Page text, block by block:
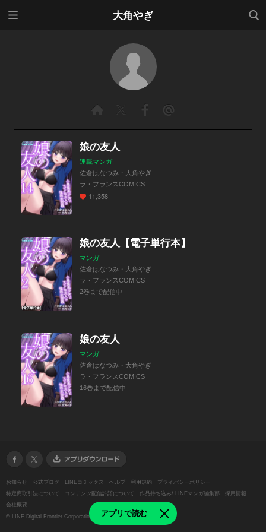
大角やぎ
検索
アプリで読む
娘の友人
連載マンガ
佐倉はなつみ・大角やぎ
ラ・フランスCOMICS
11,358
娘の友人【電子単行本】
マンガ
佐倉はなつみ・大角やぎ
ラ・フランスCOMICS
2巻まで配信中
娘の友人
マンガ
佐倉はなつみ・大角やぎ
ラ・フランスCOMICS
16巻まで配信中
お知らせ 公式ブログ LINEコミックス ヘルプ 利用規約
プライバシーポリシー
特定商取引法について
コンテンツ配信許諾について 作品持ち込み/ LINEマンガ編集部
採用情報
会社概要
© LINE Digital Frontier Corporation